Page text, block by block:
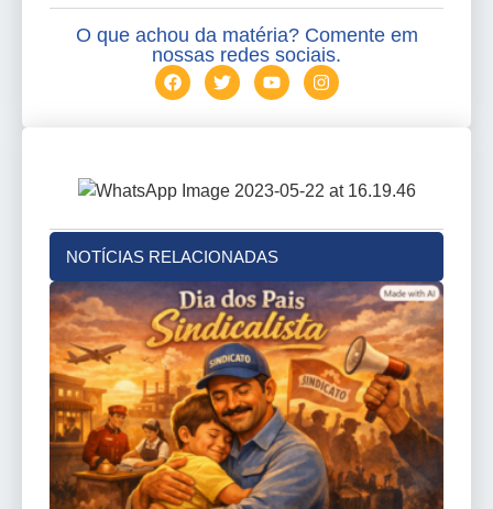
O que achou da matéria? Comente em
nossas redes sociais.
NOTÍCIAS RELACIONADAS